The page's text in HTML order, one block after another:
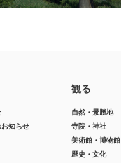
知らせ
観る
自然・景勝地
寺院・神社
美術館・博物館
歴史・文化